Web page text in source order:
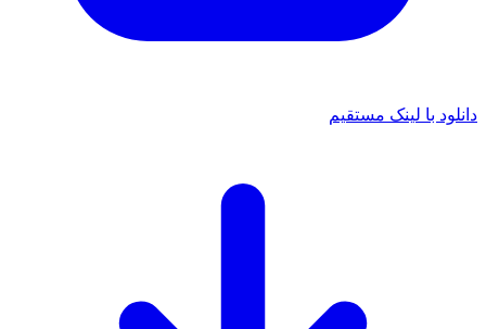
با لینک مستقیم